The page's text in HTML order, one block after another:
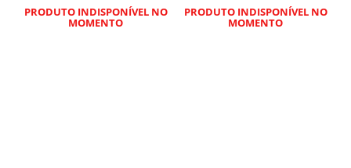
PRODUTO INDISPONÍVEL NO
MOMENTO
PRODUTO INDISPONÍVEL NO
MOMENTO